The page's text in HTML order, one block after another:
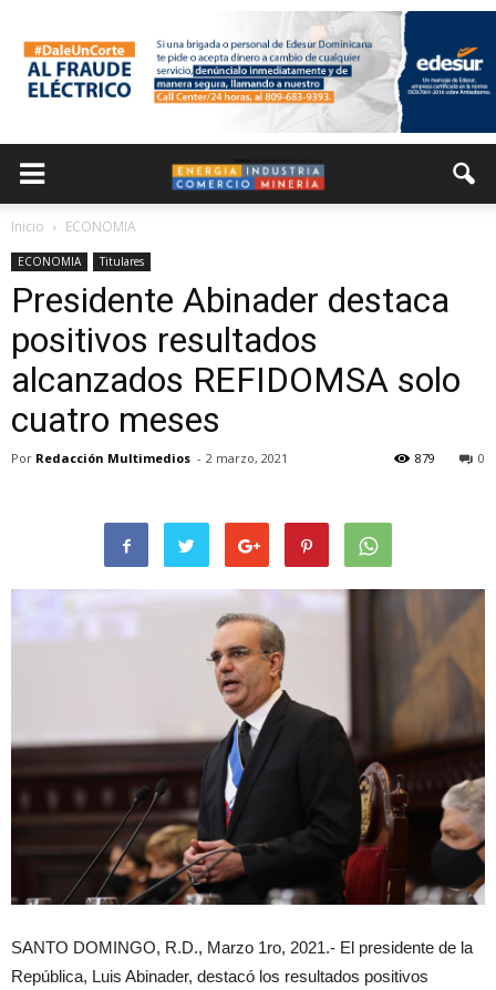
Inicio ECONOMIA
ECONOMIA Titulares
Presidente Abinader destaca
positivos resultados
alcanzados REFIDOMSA solo
cuatro meses
Por Redacción Multimedios - 2 marzo, 2021 0
879
SANTO DOMINGO, R.D., Marzo 1ro, 2021.- El presidente de la
República, Luis Abinader, destacó los resultados positivos